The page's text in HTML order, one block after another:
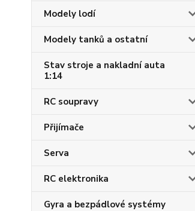
Modely lodí
Modely tanků a ostatní
Stav stroje a nakladní auta
1:14
RC soupravy
Přijímače
Serva
RC elektronika
Gyra a bezpádlové systémy